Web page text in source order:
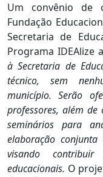
Um convênio de
Fundação
Secretaria de
Programa IDEAlize
à Secretaria de
técnico, sem
município. Serão
professores, além de
seminários para
elaboração
visando
educacionais. O